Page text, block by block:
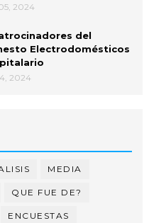
2024
del
Electrodomésticos
2024
MEDIA
QUE FUE DE?
ENCUESTAS